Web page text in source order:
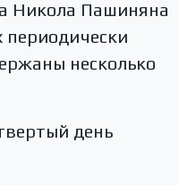
Никола Пашиняна
периодически
несколько
день